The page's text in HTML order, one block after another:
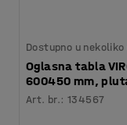
Dostupno u
Oglasna tabla
600450 mm,
Art. br.:134567